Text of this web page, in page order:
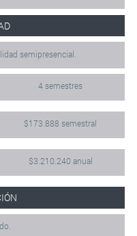
semipresencial.
4 semestres
$173.888 semestral
$3.210.240 anual